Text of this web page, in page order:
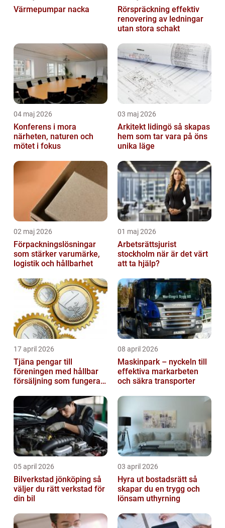
Värmepumpar nacka
Rörspräckning effektiv
renovering av ledningar
utan stora schakt
04 maj 2026
Konferens i mora
närheten, naturen och
mötet i fokus
03 maj 2026
Arkitekt lidingö så skapas
hem som tar vara på öns
unika läge
02 maj 2026
Förpackningslösningar
som stärker varumärke,
logistik och hållbarhet
01 maj 2026
Arbetsrättsjurist
stockholm när är det värt
att ta hjälp?
17 april 2026
Tjäna pengar till
föreningen med hållbar
försäljning som fungerar
08 april 2026
Maskinpark – nyckeln till
effektiva markarbeten
och säkra transporter
05 april 2026
Bilverkstad jönköping så
väljer du rätt verkstad för
din bil
03 april 2026
Hyra ut bostadsrätt så
skapar du en trygg och
lönsam uthyrning